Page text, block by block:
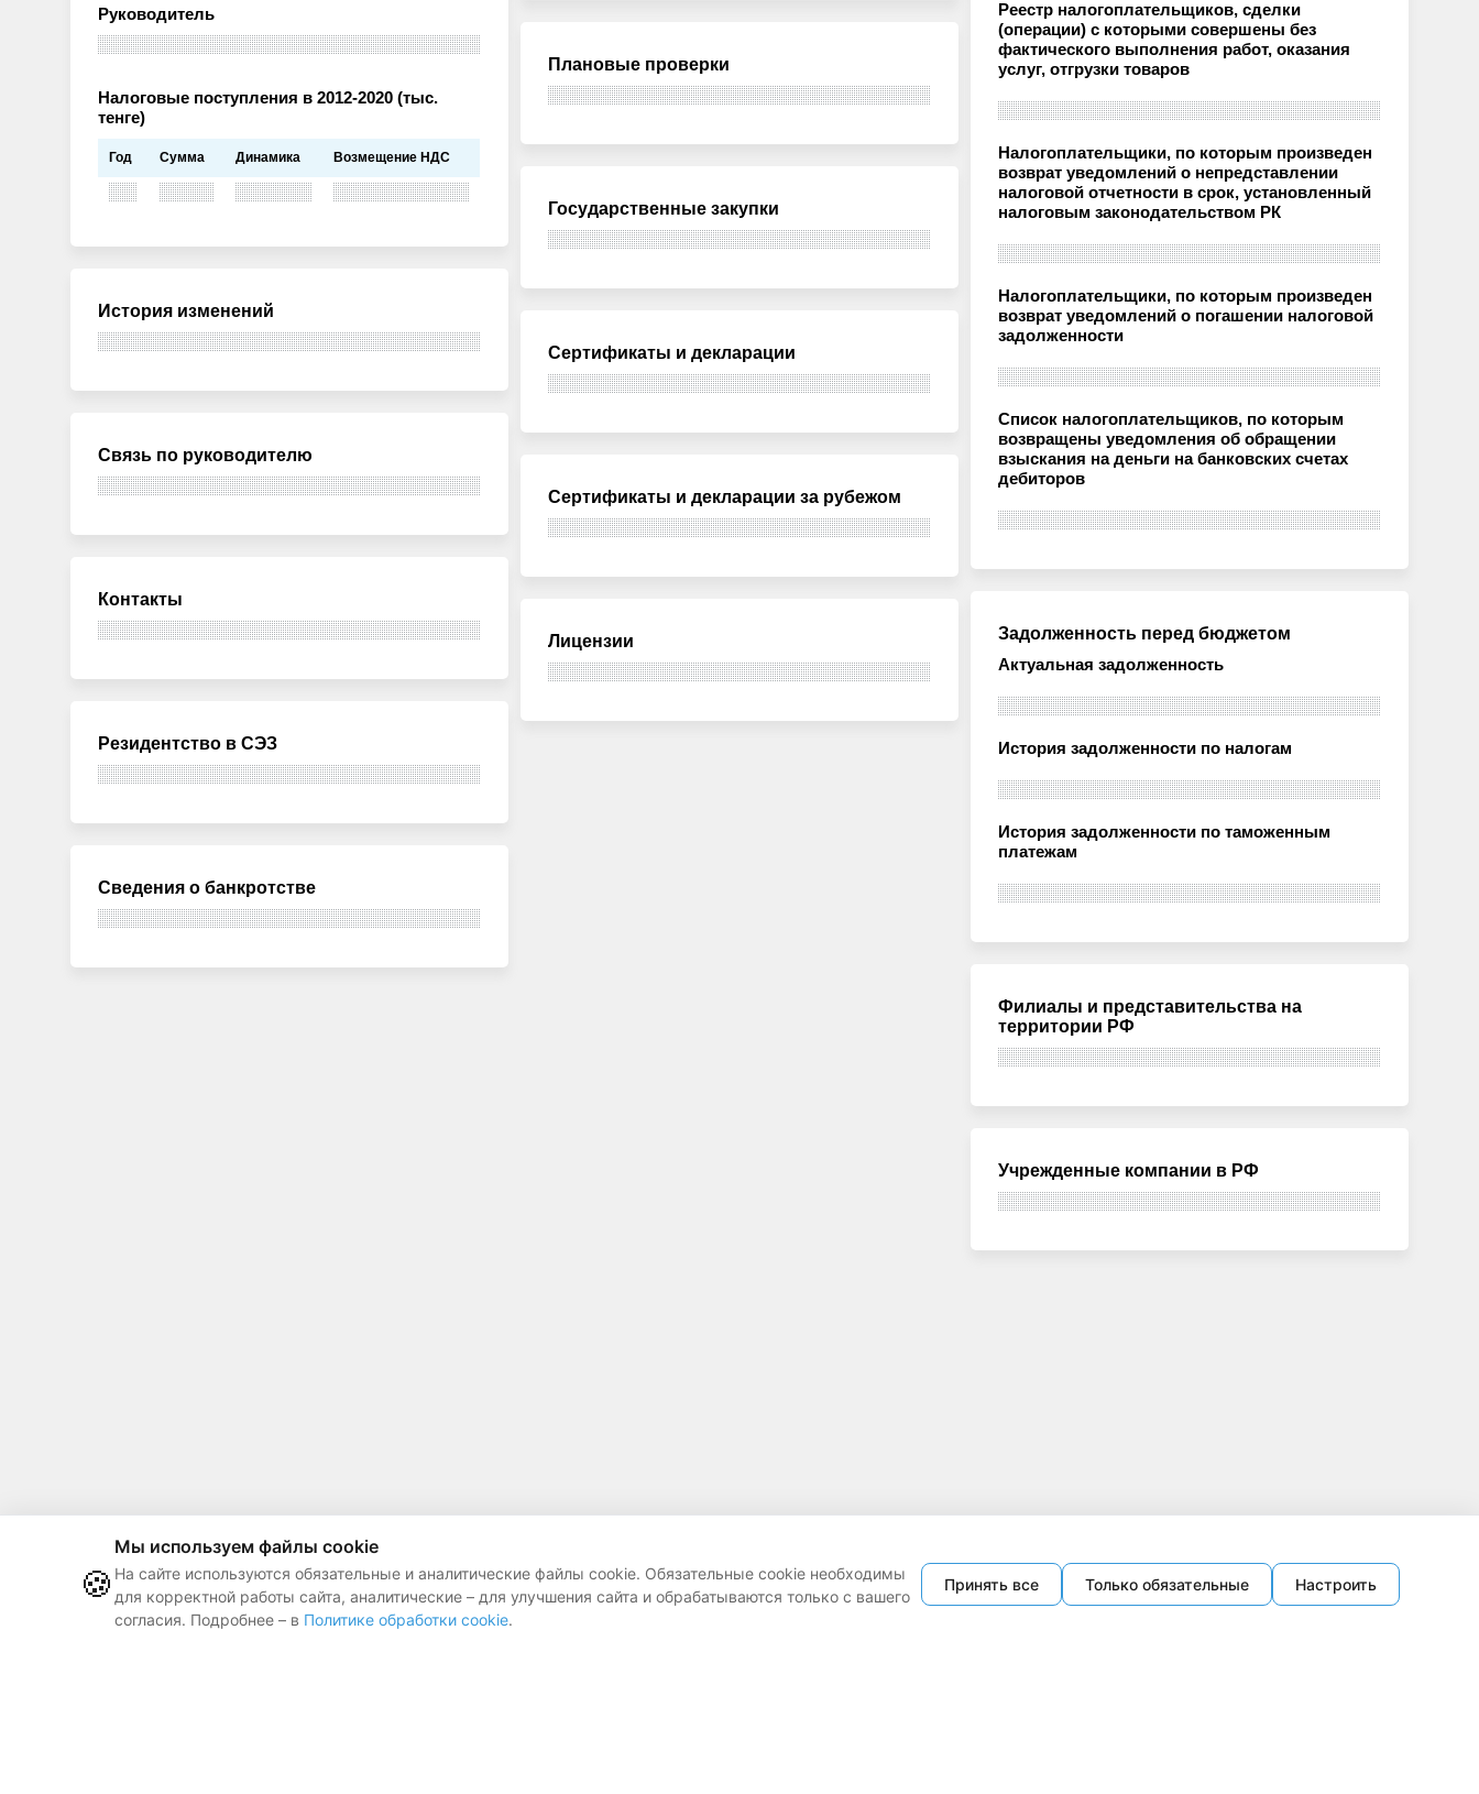
Руководитель
Налоговые поступления в 2012-2020 (тыс.
тенге)
Год Сумма Динамика Возмещение НДС
История изменений
Связь по руководителю
Контакты
Резидентство в СЭЗ
Сведения о банкротстве
Плановые проверки
Государственные закупки
Сертификаты и декларации
Сертификаты и декларации за рубежом
Лицензии
Реестр налогоплательщиков, сделки
(операции) с которыми совершены без
фактического выполнения работ, оказания
услуг, отгрузки товаров
Налогоплательщики, по которым произведен
возврат уведомлений о непредставлении
налоговой отчетности в срок, установленный
налоговым законодательством РК
Налогоплательщики, по которым произведен
возврат уведомлений о погашении налоговой
задолженности
Список налогоплательщиков, по которым
возвращены уведомления об обращении
взыскания на деньги на банковских счетах
дебиторов
Задолженность перед бюджетом
Актуальная задолженность
История задолженности по налогам
История задолженности по таможенным
платежам
Филиалы и представительства на
территории РФ
Учрежденные компании в РФ
🍪
Мы используем файлы cookie
На сайте используются обязательные и аналитические файлы cookie. Обязательные cookie необходимы
для корректной работы сайта, аналитические – для улучшения сайта и обрабатываются только с вашего
согласия. Подробнее – в Политике обработки cookie.
Принять все Только обязательные Настроить